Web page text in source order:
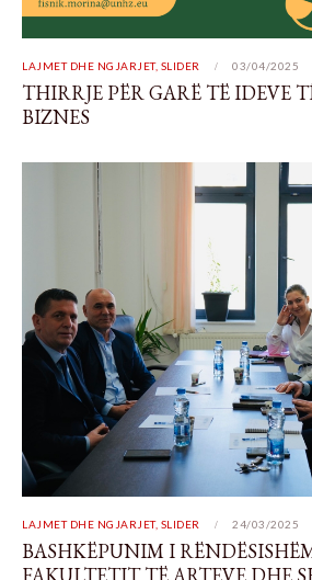
LAJMET DHE NGJARJET, SLIDER 03/04/2025
THIRRJE PËR GARË TË IDEVE
BIZNES
LAJMET DHE NGJARJET, SLIDER 24/03/2025
BASHKËPUNIM I